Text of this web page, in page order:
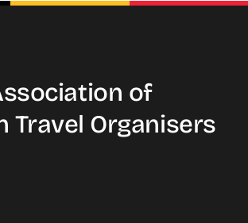
of
Travel Organisers